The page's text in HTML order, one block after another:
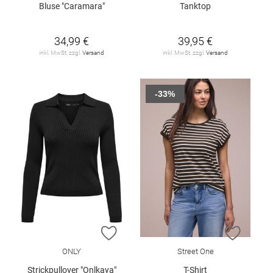
Bluse "Caramara"
34,99 €
inkl. MwSt. zzgl. Versand
Tanktop
39,95 €
inkl. MwSt. zzgl. Versand
ZUR WUNSCHLISTE HINZUFÜGEN
ONLY
Strickpullover "Onlkaya"
ZUR
Street One
T-Shirt
-33%